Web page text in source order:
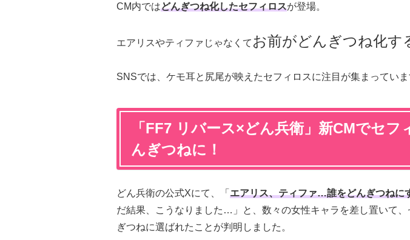
CM内ではどんぎつね化したセフィロスが登場。
エアリスやティファじゃなくて お前がどんぎつね化す
SNSでは、ケモ耳と尻尾が映えたセフィロスに注目が集まっていま
「FF7 リバース×どん兵衛」新CMでセフ
んぎつねに！
どん兵衛の公式Xにて、「 エアリス、ティファ…誰をどんぎつねに
だ結果、こうなりました…」と、数々の女性キャラを差し置いて、
ぎつねに選ばれたことが判明しました。